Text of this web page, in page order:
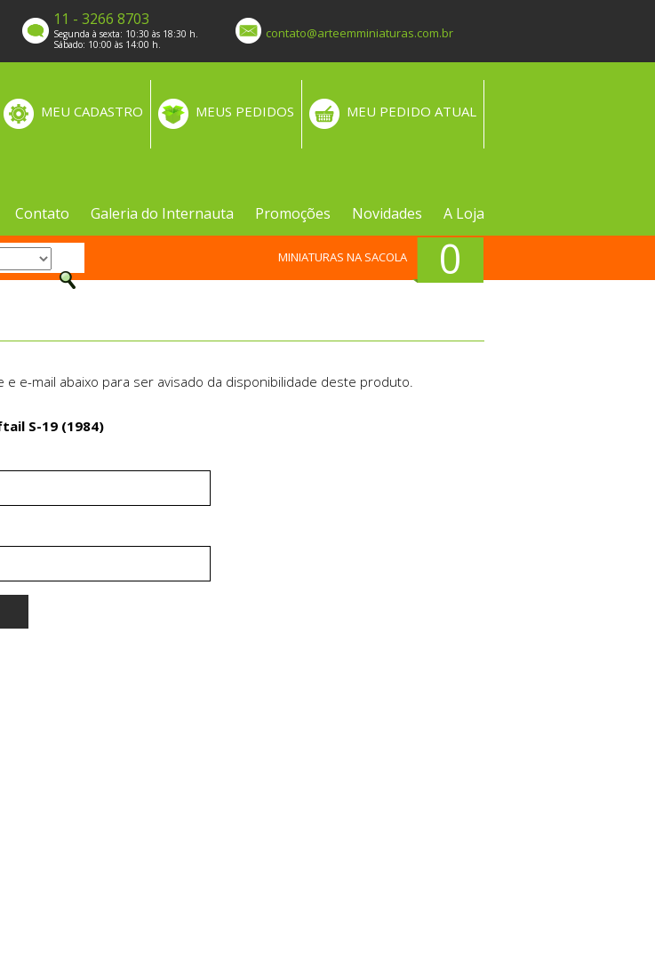
11 - 3266 8703
Segunda à sexta: 10:30 às 18:30 h.
Sábado: 10:00 às 14:00 h.
contato@arteemminiaturas.com.br
MEU PEDIDO ATUAL
MEUS PEDIDOS
MEU CADASTRO
Contato Galeria do Internauta Promoções Novidades A Loja
0
MINIATURAS NA SACOLA
e e-mail abaixo para ser avisado da disponibilidade deste produto.
S-19 (1984)